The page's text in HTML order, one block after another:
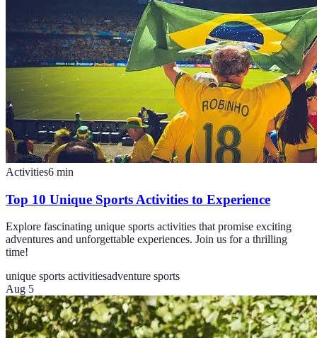
Activities6 min
Top 10 Unique Sports Activities to Experience
Explore fascinating unique sports activities that promise exciting
adventures and unforgettable experiences. Join us for a thrilling
time!
unique sports activitiesadventure sports
Aug 5